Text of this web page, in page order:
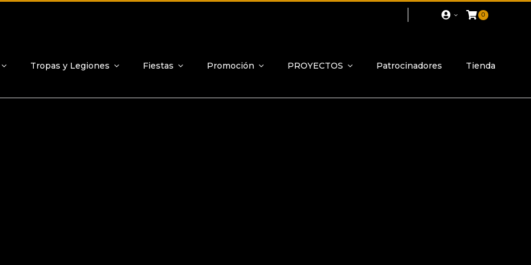
0
Tropas y Legiones Fiestas Promoción PROYECTOS Patrocinadores Tienda